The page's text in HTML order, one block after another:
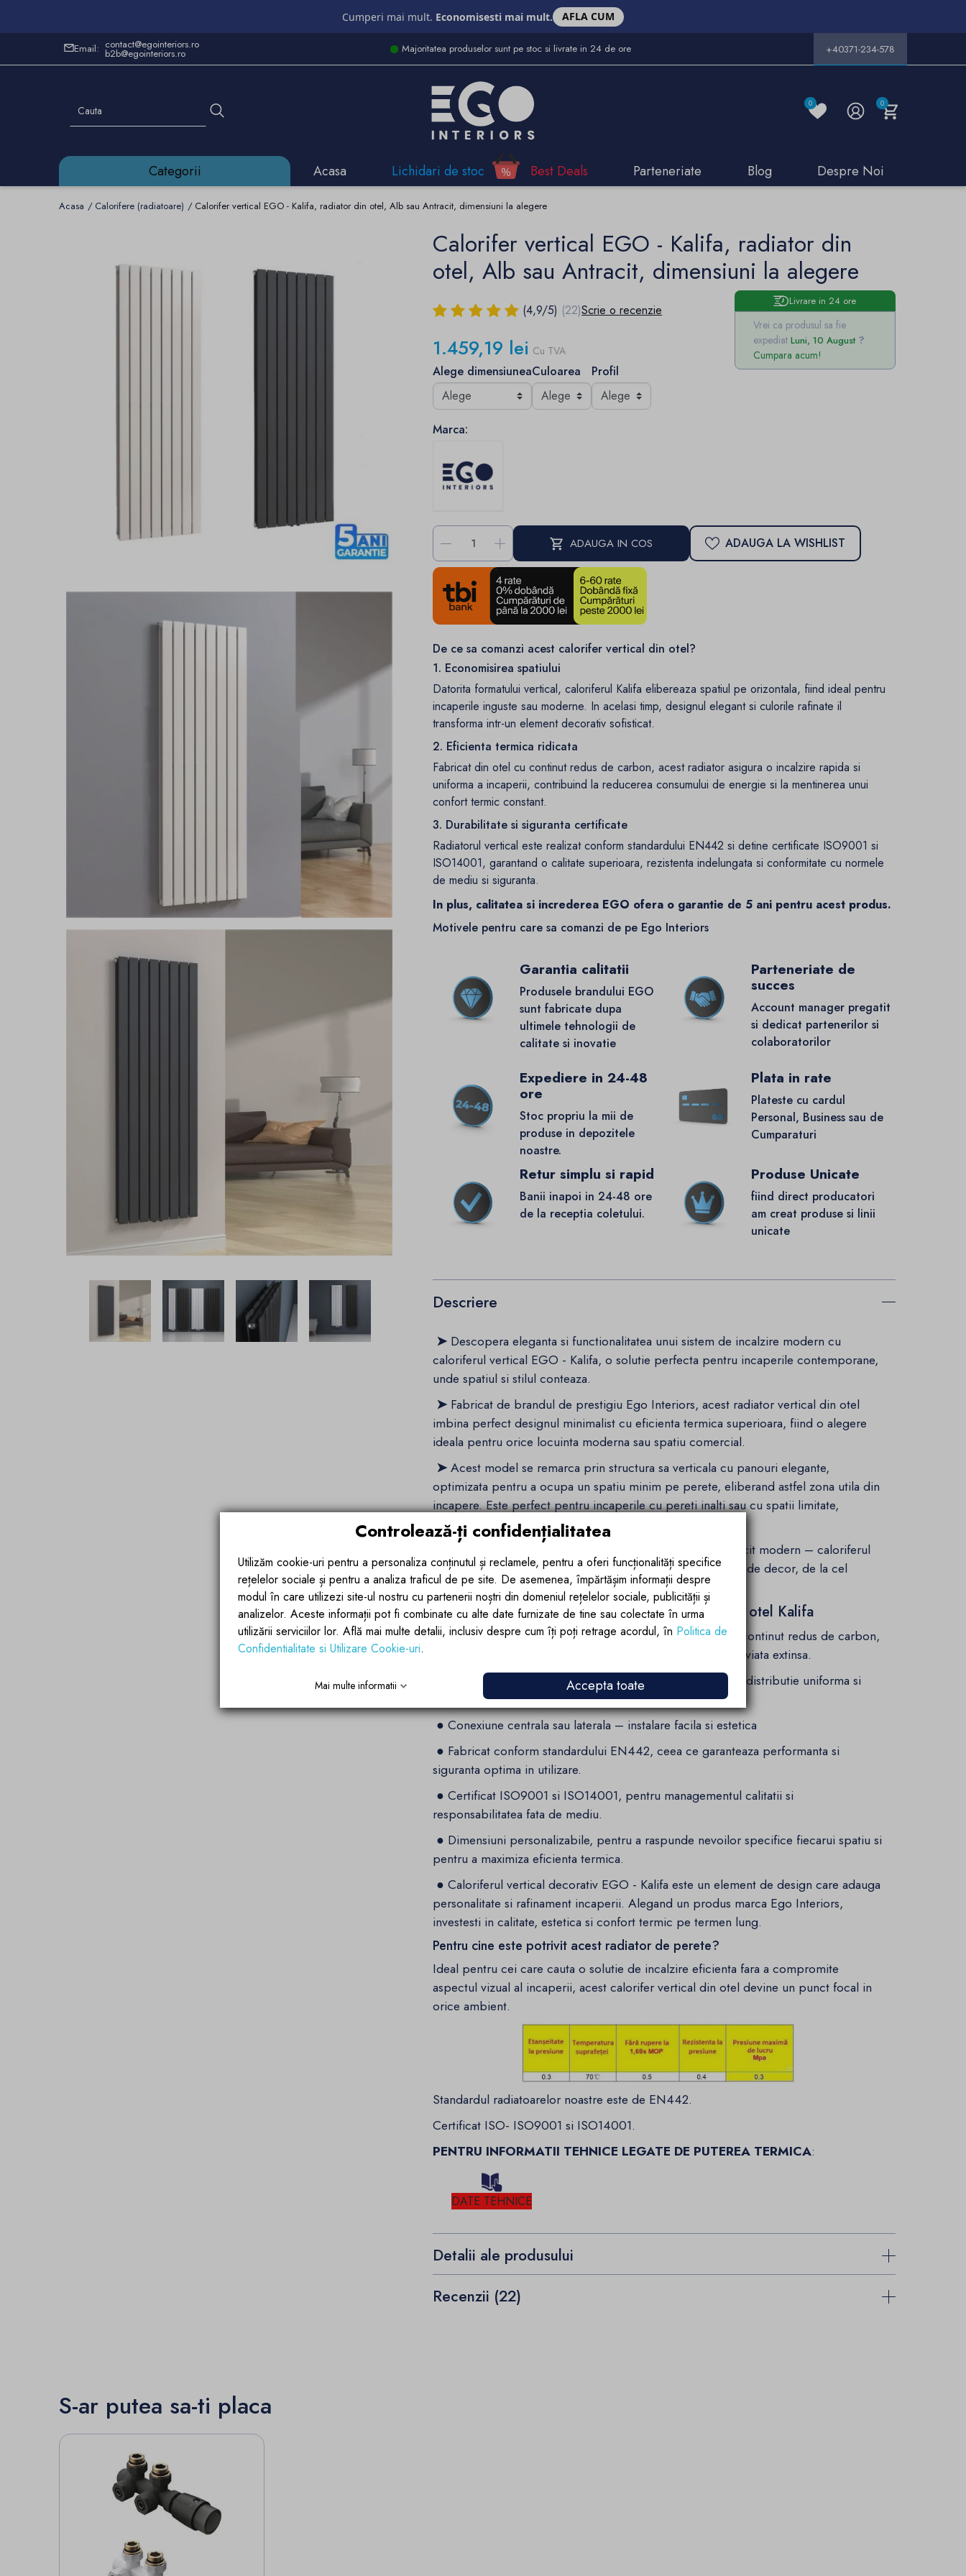
Cumperi mai mult. Economisesti mai mult. AFLA CUM
Email: contact@egointeriors.ro
b2b@egointeriors.ro Majoritatea produselor sunt pe stoc si livrate in 24 de ore +40371-234-578
0 0
Categorii Acasa Lichidari de stoc Best Deals Parteneriate Blog Despre Noi
Acasa Calorifere (radiatoare) Calorifer vertical EGO - Kalifa, radiator din otel, Alb sau Antracit, dimensiuni la alegere
Calorifer vertical EGO - Kalifa, radiator din
otel, Alb sau Antracit, dimensiuni la alegere
Livrare in 24 ore
Vrei ca produsul sa fie
expediat Luni, 10 August
Cumpara acum!
(4,9/5) (22)Scrie o recenzie
1.459,19 lei Cu TVA
Alege dimensiuneaCuloarea Profil
Marca:
- + ADAUGA IN COS ADAUGA LA WISHLIST
De ce sa comanzi acest calorifer vertical din otel?
1. Economisirea spatiului
Datorita formatului vertical, caloriferul Kalifa elibereaza spatiul pe orizontala, fiind ideal pentru
incaperile inguste sau moderne. In acelasi timp, designul elegant si culorile rafinate il
transforma intr-un element decorativ sofisticat.
2. Eficienta termica ridicata
Fabricat din otel cu continut redus de carbon, acest radiator asigura o incalzire rapida si
uniforma a incaperii, contribuind la reducerea consumului de energie si la mentinerea unui
confort termic constant.
3. Durabilitate si siguranta certificate
Radiatorul vertical este realizat conform standardului EN442 si detine certificate ISO9001 si
ISO14001, garantand o calitate superioara, rezistenta indelungata si conformitate cu normele
de mediu si siguranta.
In plus, calitatea si increderea EGO ofera o garantie de 5 ani pentru acest produs.
Motivele pentru care sa comanzi de pe Ego Interiors
Garantia calitatii
Produsele brandului EGO
sunt fabricate dupa
ultimele tehnologii de
calitate si inovatie
Parteneriate de
succes
Account manager pregatit
si dedicat partenerilor si
colaboratorilor
Expediere in 24-48
ore
Stoc propriu la mii de
produse in depozitele
noastre.
Plata in rate
Plateste cu cardul
Personal, Business sau de
Cumparaturi
Retur simplu si rapid
Banii inapoi in 24-48 ore
de la receptia coletului.
Produse Unicate
fiind direct producatori
am creat produse si linii
unicate
Descriere
➤ Descopera eleganta si functionalitatea unui sistem de incalzire modern cu
caloriferul vertical EGO - Kalifa, o solutie perfecta pentru incaperile contemporane,
unde spatiul si stilul conteaza.
➤ Fabricat de brandul de prestigiu Ego Interiors, acest radiator vertical din otel
imbina perfect designul minimalist cu eficienta termica superioara, fiind o alegere
ideala pentru orice locuinta moderna sau spatiu comercial.
➤Acest model se remarca prin structura sa verticala cu panouri elegante,
optimizata pentru a ocupa un spatiu minim pe perete, eliberand astfel zona utila din
incapere. Este perfect pentru incaperile cu pereti inalti sau cu spatii limitate,
precum bai, holuri sau bucatarii open-space.
Disponibil in doua nuante rafinate – Alb clasic si Antracit modern – caloriferul
decorativ vertical Kalifa se integreaza armonios in orice tip de decor, de la cel
minimalist pana la cel industrial.
Avantajele principale ale caloriferului vertical din otel Kalifa
●Constructie durabila din otel de calitate superioara, cu continut redus de carbon,
asigurand o rezistenta crescuta la coroziune si o durata de viata extinsa.
Compatibil cu sistemele de incalzire centrala, oferind o distributie uniforma si
eficienta a caldurii.
● Conexiune centrala sau laterala – instalare facila si estetica
● Fabricat conform standardului EN442, ceea ce garanteaza performanta si
siguranta optima in utilizare.
● Certificat ISO9001 si ISO14001, pentru managementul calitatii si
responsabilitatea fata de mediu.
● Dimensiuni personalizabile, pentru a raspunde nevoilor specifice fiecarui spatiu si
pentru a maximiza eficienta termica.
● Caloriferul vertical decorativ EGO - Kalifa este un element de design care adauga
personalitate si rafinament incaperii. Alegand un produs marca Ego Interiors,
investesti in calitate, estetica si confort termic pe termen lung.
Pentru cine este potrivit acest radiator de perete?
Ideal pentru cei care cauta o solutie de incalzire eficienta fara a compromite
aspectul vizual al incaperii, acest calorifer vertical din otel devine un punct focal in
orice ambient.
Standardul radiatoarelor noastre este de EN442.
Certificat ISO- ISO9001 si ISO14001.
PENTRU INFORMATII TEHNICE LEGATE DE PUTEREA TERMICA:
DATE TEHNICE
Detalii ale produsului
Recenzii (22)
S-ar putea sa-ti placa
Controlează-ți confidențialitatea
Utilizăm cookie-uri pentru a personaliza conținutul și reclamele, pentru a oferi funcționalități specifice
rețelelor sociale și pentru a analiza traficul de pe site. De asemenea, împărtășim informații despre
modul în care utilizezi site-ul nostru cu partenerii noștri din domeniul rețelelor sociale, publicității și
analizelor. Aceste informații pot fi combinate cu alte date furnizate de tine sau colectate în urma
utilizării serviciilor lor. Află mai multe detalii, inclusiv despre cum îți poți retrage acordul, în Politica de
Confidentialitate si Utilizare Cookie-uri.
Mai multe informatii Accepta toate